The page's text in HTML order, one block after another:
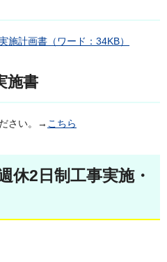
施計画書（ワード：34KB）
施書
さい。→ こちら
休2日制工事実施・